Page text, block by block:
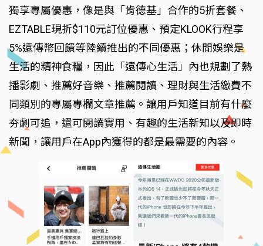
獨享專屬優惠，像是與「肯德基」合作的5折套餐、
EZTABLE現折$110元訂位優惠、預定KLOOK行程享
5%遠傳幣回饋等陸續推出的不同優惠；休閒娛樂是
生活的精神食糧，因此「遠傳心生活」內也規劃了熱
播影劇、推薦好音樂、推薦閱讀、理財與生活繳費不
同類別的專屬專欄文章推薦。讓用戶知道目前有什麼
夯劇可追，還可閱讀實用、有趣的生活新知以及即時
新聞，讓用戶在App內獲得的都是最需要的內容。